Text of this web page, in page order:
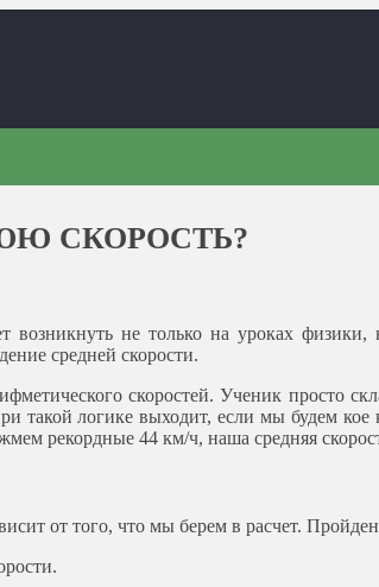
СКОРОСТЬ?
возникнуть не только на уроках
средней скорости.
скоростей. Ученик просто
такой логике выходит, если мы будем
рекордные 44 км/ч, наша средняя
от того, что мы берем в расчет.